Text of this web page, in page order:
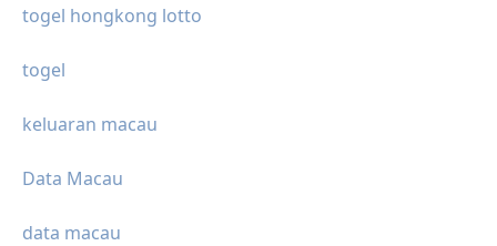
togel hongkong lotto
togel
keluaran macau
Data Macau
data macau